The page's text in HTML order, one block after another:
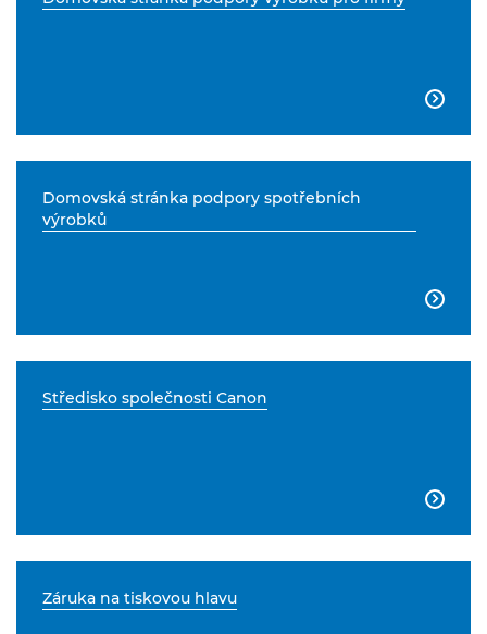

Domovská stránka podpory spotřebních
výrobků

Středisko společnosti Canon

Záruka na tiskovou hlavu